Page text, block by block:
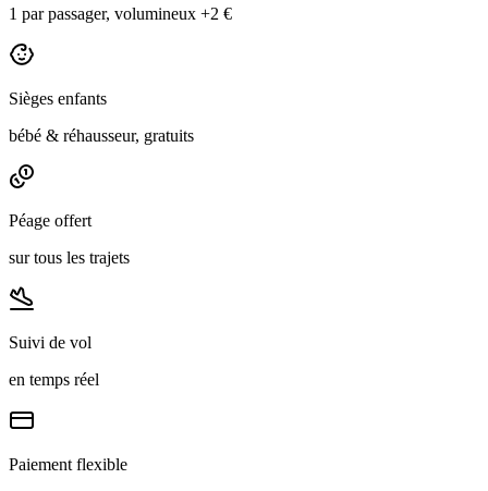
1 par passager, volumineux +2 €
Sièges enfants
bébé & réhausseur, gratuits
Péage offert
sur tous les trajets
Suivi de vol
en temps réel
Paiement flexible